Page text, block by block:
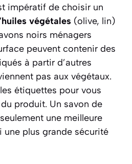
impératif de choisir un
végétales (olive, lin)
noirs ménagers
peuvent contenir des
à partir d’autres
pas aux végétaux.
étiquettes pour vous
produit. Un savon de
une meilleure
plus grande sécurité